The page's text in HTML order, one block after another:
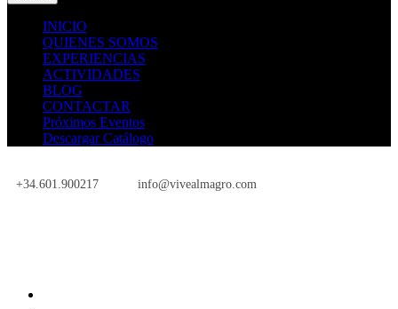
INICIO
QUIENES SOMOS
EXPERIENCIAS
ACTIVIDADES
BLOG
CONTACTAR
Próximos Eventos
Descargar Catálogo
+34.601.900217
info@vivealmagro.com